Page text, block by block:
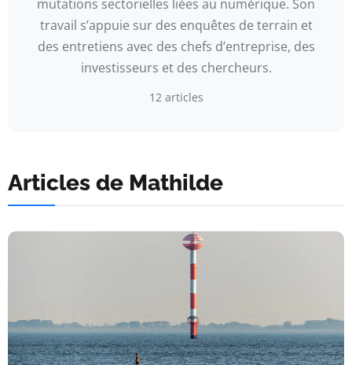
mutations sectorielles liées au numérique. Son
travail s’appuie sur des enquêtes de terrain et
des entretiens avec des chefs d’entreprise, des
investisseurs et des chercheurs.
12 articles
Articles de Mathilde